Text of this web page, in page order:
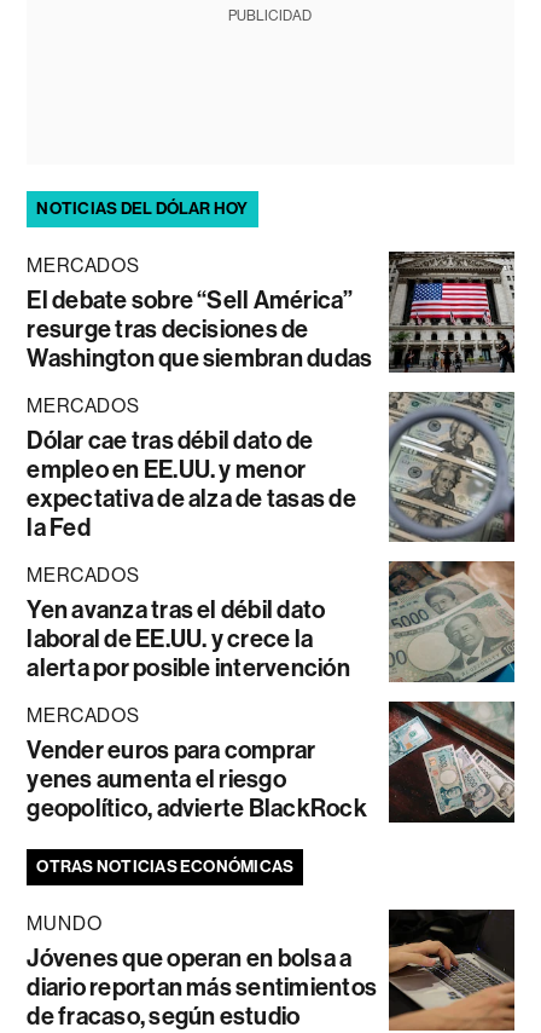
PUBLICIDAD
NOTICIAS DEL DÓLAR HOY
MERCADOS
El debate sobre “Sell América”
resurge tras decisiones de
Washington que siembran dudas
MERCADOS
Dólar cae tras débil dato de
empleo en EE.UU. y menor
expectativa de alza de tasas de
la Fed
MERCADOS
Yen avanza tras el débil dato
laboral de EE.UU. y crece la
alerta por posible intervención
MERCADOS
Vender euros para comprar
yenes aumenta el riesgo
geopolítico, advierte BlackRock
OTRAS NOTICIAS ECONÓMICAS
MUNDO
Jóvenes que operan en bolsa a
diario reportan más sentimientos
de fracaso, según estudio